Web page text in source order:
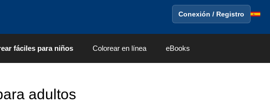
Conexión / Registro
fáciles para niños Colorear en línea eBooks
adultos